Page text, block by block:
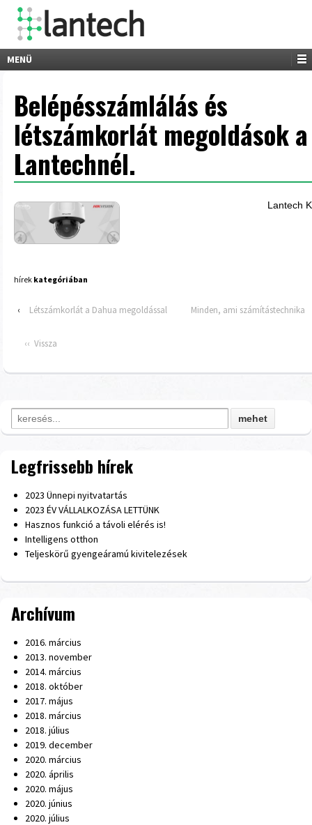
MENÜ
Belépésszámlálás és
létszámkorlát megoldások a
Lantechnél.
Lantech
hírek kategóriában
‹ Létszámkorlát a Dahua megoldással Minden, ami számítástechnika
‹‹ Vissza
Search for:
Legfrissebb hírek
2023 Ünnepi nyitvatartás
2023 ÉV VÁLLALKOZÁSA LETTÜNK
Hasznos funkció a távoli elérés is!
Intelligens otthon
Teljeskörű gyengeáramú kivitelezések
Archívum
2016. március
2013. november
2014. március
2018. október
2017. május
2018. március
2018. július
2019. december
2020. március
2020. április
2020. május
2020. június
2020. július